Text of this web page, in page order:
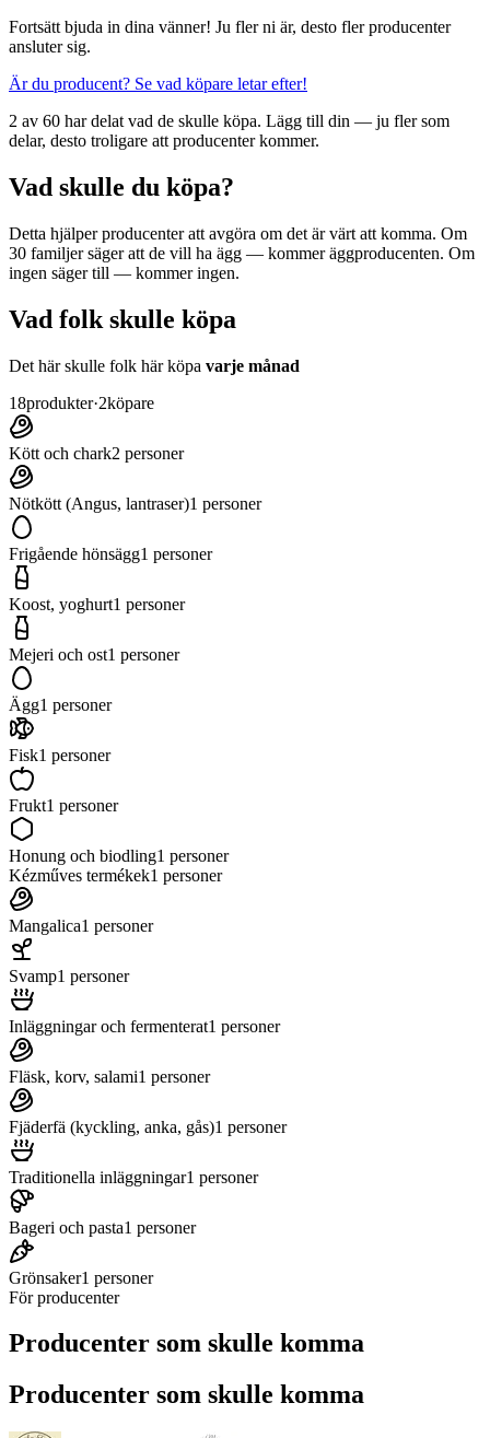
Fortsätt bjuda in dina vänner! Ju fler ni är, desto fler producenter
ansluter sig.
Är du producent? Se vad köpare letar efter!
2 av 60 har delat vad de skulle köpa. Lägg till din — ju fler som
delar, desto troligare att producenter kommer.
Vad skulle du köpa?
Detta hjälper producenter att avgöra om det är värt att komma. Om
30 familjer säger att de vill ha ägg — kommer äggproducenten. Om
ingen säger till — kommer ingen.
Vad folk skulle köpa
Det här skulle folk här köpa varje månad
18produkter·2köpare
Kött och chark2 personer
Nötkött (Angus, lantraser)1 personer
Frigående hönsägg1 personer
Koost, yoghurt1 personer
Mejeri och ost1 personer
Ägg1 personer
Fisk1 personer
Frukt1 personer
Honung och biodling1 personer
Kézműves termékek1 personer
Mangalica1 personer
Svamp1 personer
Inläggningar och fermenterat1 personer
Fläsk, korv, salami1 personer
Fjäderfä (kyckling, anka, gås)1 personer
Traditionella inläggningar1 personer
Bageri och pasta1 personer
Grönsaker1 personer
För producenter
Producenter som skulle komma
Producenter som skulle komma